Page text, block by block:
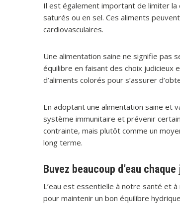
Il est également important de limiter la
saturés ou en sel. Ces aliments
cardiovasculaires.
Une alimentation saine ne signifie pas
équilibre en faisant des choix
d’aliments colorés pour s’assurer
En adoptant une alimentation saine et
système immunitaire et prévenir
contrainte, mais plutôt comme un
long terme.
Buvez beaucoup d’eau chaque
L’eau est essentielle à notre santé et
pour maintenir un bon équilibre